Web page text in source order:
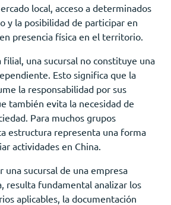
local, acceso a determinados
y la posibilidad de participar en
presencia física en el territorio.
una sucursal no constituye una
Esto significa que la
la responsabilidad por sus
también evita la necesidad de
Para muchos grupos
estructura representa una forma
actividades en China.
una sucursal de una empresa
resulta fundamental analizar los
aplicables, la documentación